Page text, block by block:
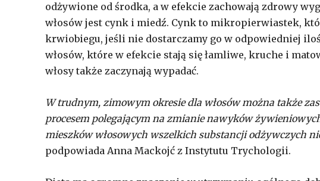
odżywione od środka, a w efekcie zachowają zdrowy
włosów jest cynk i miedź. Cynk to mikropierwiastek,
krwiobiegu, jeśli nie dostarczamy go w odpowiedniej
włosów, które w efekcie stają się łamliwe, kruche i
włosy także zaczynają wypadać.
W trudnym, zimowym okresie dla włosów można także
procesem polegającym na zmianie nawyków
mieszków włosowych wszelkich substancji odżywczych
podpowiada Anna Mackojć z Instytutu Trychologii.